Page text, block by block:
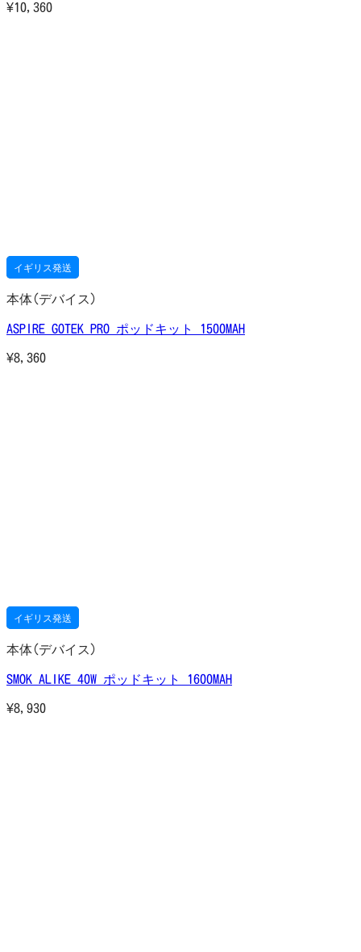
¥10,360
イギリス発送
本体(デバイス)
ASPIRE GOTEK PRO ポッドキット 1500MAH
¥8,360
イギリス発送
本体(デバイス)
SMOK ALIKE 40W ポッドキット 1600MAH
¥8,930